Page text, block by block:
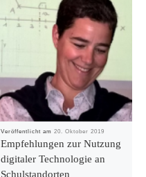
Veröffentlicht am20. Oktober 2019
Empfehlungen zur Nutzung
digitaler Technologie an
Schulstandorten